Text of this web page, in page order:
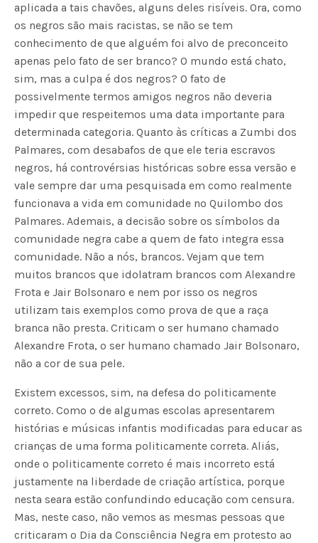
aplicada a tais chavões, alguns deles risíveis. Ora, como
os negros são mais racistas, se não se tem
conhecimento de que alguém foi alvo de preconceito
apenas pelo fato de ser branco? O mundo está chato,
sim, mas a culpa é dos negros? O fato de
possivelmente termos amigos negros não deveria
impedir que respeitemos uma data importante para
determinada categoria. Quanto às críticas a Zumbi dos
Palmares, com desabafos de que ele teria escravos
negros, há controvérsias históricas sobre essa versão e
vale sempre dar uma pesquisada em como realmente
funcionava a vida em comunidade no Quilombo dos
Palmares. Ademais, a decisão sobre os símbolos da
comunidade negra cabe a quem de fato integra essa
comunidade. Não a nós, brancos. Vejam que tem
muitos brancos que idolatram brancos com Alexandre
Frota e Jair Bolsonaro e nem por isso os negros
utilizam tais exemplos como prova de que a raça
branca não presta. Criticam o ser humano chamado
Alexandre Frota, o ser humano chamado Jair Bolsonaro,
não a cor de sua pele.
Existem excessos, sim, na defesa do politicamente
correto. Como o de algumas escolas apresentarem
histórias e músicas infantis modificadas para educar as
crianças de uma forma politicamente correta. Aliás,
onde o politicamente correto é mais incorreto está
justamente na liberdade de criação artística, porque
nesta seara estão confundindo educação com censura.
Mas, neste caso, não vemos as mesmas pessoas que
criticaram o Dia da Consciência Negra em protesto ao